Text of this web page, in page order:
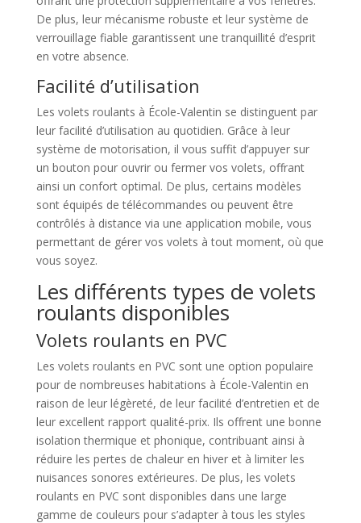
De plus, leur mécanisme robuste et leur système de
verrouillage fiable garantissent une tranquillité d’esprit
en votre absence.
Facilité d’utilisation
Les volets roulants à École-Valentin se distinguent par
leur facilité d’utilisation au quotidien. Grâce à leur
système de motorisation, il vous suffit d’appuyer sur
un bouton pour ouvrir ou fermer vos volets, offrant
ainsi un confort optimal. De plus, certains modèles
sont équipés de télécommandes ou peuvent être
contrôlés à distance via une application mobile, vous
permettant de gérer vos volets à tout moment, où que
vous soyez.
Les différents types de volets
roulants disponibles
Volets roulants en PVC
Les volets roulants en PVC sont une option populaire
pour de nombreuses habitations à École-Valentin en
raison de leur légèreté, de leur facilité d’entretien et de
leur excellent rapport qualité-prix. Ils offrent une bonne
isolation thermique et phonique, contribuant ainsi à
réduire les pertes de chaleur en hiver et à limiter les
nuisances sonores extérieures. De plus, les volets
roulants en PVC sont disponibles dans une large
gamme de couleurs pour s’adapter à tous les styles